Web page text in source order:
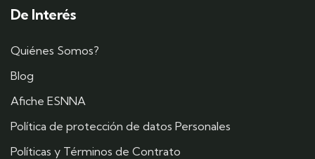
De Interés
Quiénes Somos?
Blog
Afiche ESNNA
Política de protección de datos Personales
Políticas y Términos de Contrato